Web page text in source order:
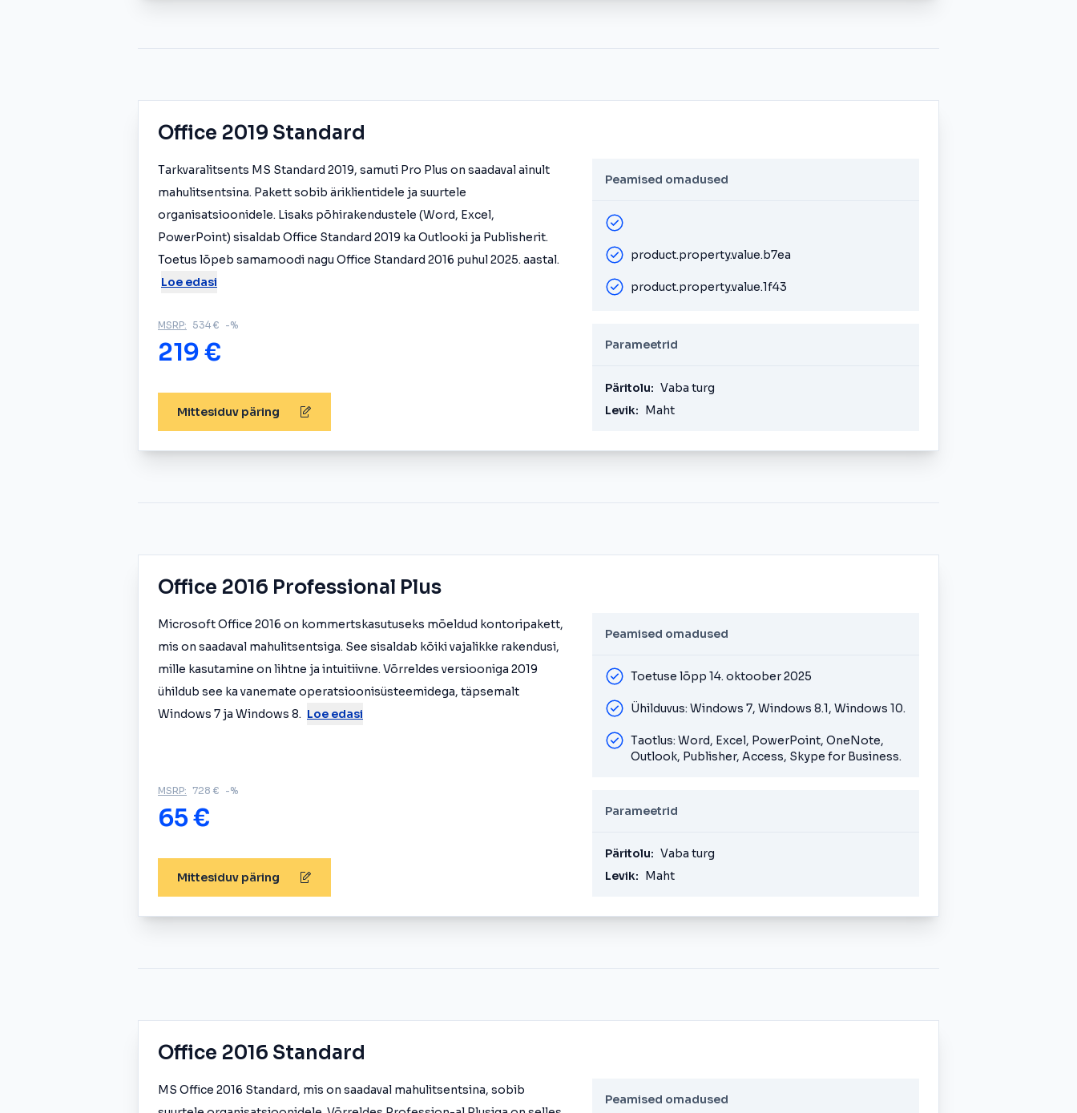
Office 2019 Standard
Tarkvaralitsents MS Standard 2019, samuti Pro Plus on saadaval ainult
mahulitsentsina. Pakett sobib äriklientidele ja suurtele
organisatsioonidele. Lisaks põhirakendustele (Word, Excel,
PowerPoint) sisaldab Office Standard 2019 ka Outlooki ja Publisherit.
Toetus lõpeb samamoodi nagu Office Standard 2016 puhul 2025. aastal.
Loe edasi
MSRP: 534 € -%
219 €
Mittesiduv päring
Peamised omadused
product.property.value.b7ea
product.property.value.1f43
Parameetrid
Päritolu: Vaba turg
Levik: Maht
Office 2016 Professional Plus
Microsoft Office 2016 on kommertskasutuseks mõeldud kontoripakett,
mis on saadaval mahulitsentsiga. See sisaldab kõiki vajalikke rakendusi,
mille kasutamine on lihtne ja intuitiivne. Võrreldes versiooniga 2019
ühildub see ka vanemate operatsioonisüsteemidega, täpsemalt
Windows 7 ja Windows 8. Loe edasi
MSRP: 728 € -%
65 €
Mittesiduv päring
Peamised omadused
Toetuse lõpp 14. oktoober 2025
Ühilduvus: Windows 7, Windows 8.1, Windows 10.
Taotlus: Word, Excel, PowerPoint, OneNote,
Outlook, Publisher, Access, Skype for Business.
Parameetrid
Päritolu: Vaba turg
Levik: Maht
Office 2016 Standard
MS Office 2016 Standard, mis on saadaval mahulitsentsina, sobib
Peamised omadused